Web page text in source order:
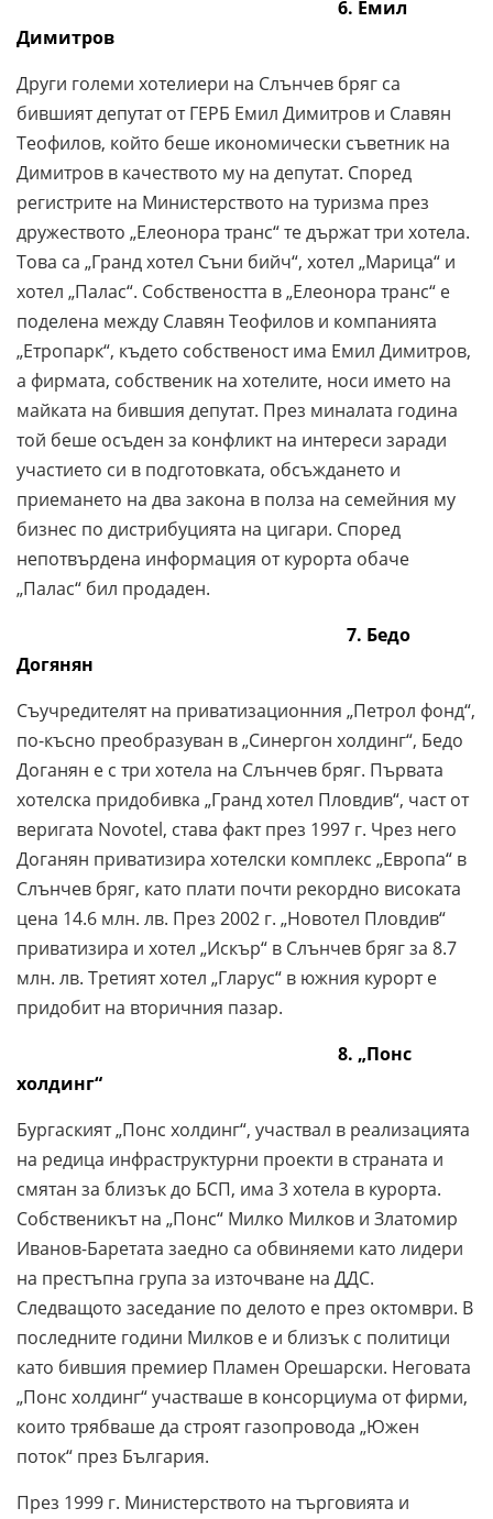
6. Емил
Димитров
Други големи хотелиери на Слънчев бряг са
бившият депутат от ГЕРБ Емил Димитров и Славян
Теофилов, който беше икономически съветник на
Димитров в качеството му на депутат. Според
регистрите на Министерството на туризма през
дружеството „Елеонора транс“ те държат три хотела.
Това са „Гранд хотел Съни бийч“, хотел „Марица“ и
хотел „Палас“. Собствеността в „Елеонора транс“ е
поделена между Славян Теофилов и компанията
„Етропарк“, където собственост има Емил Димитров,
а фирмата, собственик на хотелите, носи името на
майката на бившия депутат. През миналата година
той беше осъден за конфликт на интереси заради
участието си в подготовката, обсъждането и
приемането на два закона в полза на семейния му
бизнес по дистрибуцията на цигари. Според
непотвърдена информация от курорта обаче
„Палас“ бил продаден.
7. Бедо
Догянян
Съучредителят на приватизационния „Петрол фонд“,
по-късно преобразуван в „Синергон холдинг“, Бедо
Доганян е с три хотела на Слънчев бряг. Първата
хотелска придобивка „Гранд хотел Пловдив“, част от
веригата Novotel, става факт през 1997 г. Чрез него
Доганян приватизира хотелски комплекс „Европа“ в
Слънчев бряг, като плати почти рекордно високата
цена 14.6 млн. лв. През 2002 г. „Новотел Пловдив“
приватизира и хотел „Искър“ в Слънчев бряг за 8.7
млн. лв. Третият хотел „Гларус“ в южния курорт е
придобит на вторичния пазар.
8. „Понс
холдинг“
Бургаският „Понс холдинг“, участвал в реализацията
на редица инфраструктурни проекти в страната и
смятан за близък до БСП, има 3 хотела в курорта.
Собственикът на „Понс“ Милко Милков и Златомир
Иванов-Баретата заедно са обвиняеми като лидери
на престъпна група за източване на ДДС.
Следващото заседание по делото е през октомври. В
последните години Милков е и близък с политици
като бившия премиер Пламен Орешарски. Неговата
„Понс холдинг“ участваше в консорциума от фирми,
които трябваше да строят газопровода „Южен
поток“ през България.
През 1999 г. Министерството на търговията и